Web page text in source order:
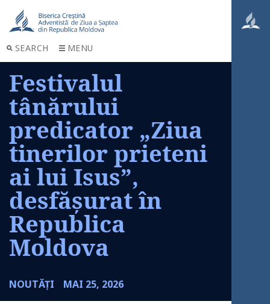
SEARCH MENU
Festivalul
tânărului
predicator „Ziua
tinerilor prieteni
ai lui Isus”,
desfășurat în
Republica
Moldova
NOUTĂȚI MAI 25, 2026